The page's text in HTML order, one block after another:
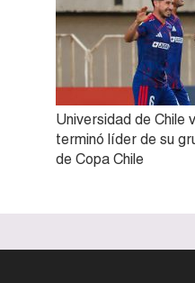
Universidad de Chile
terminó líder de su
de Copa Chile